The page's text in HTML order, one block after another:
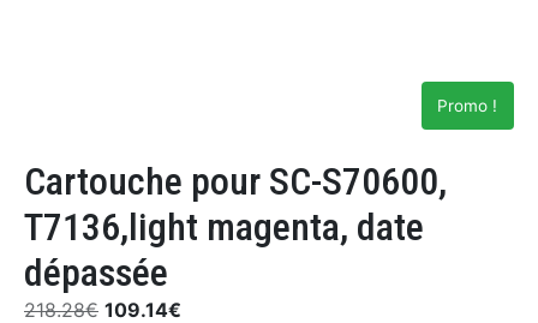
Promo !
Cartouche pour SC-S70600,
T7136,light magenta, date
dépassée
218.28€ 109.14€